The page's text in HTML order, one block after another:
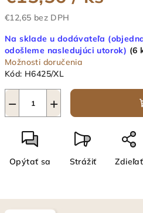
€12,65 bez DPH
cena:
Na sklade u dodávateľa
odošleme nasledujúci utorok) (6
Možnosti doručenia
Kód: H6425/XL
+
−
Opýtať sa Strážiť Zdieľať